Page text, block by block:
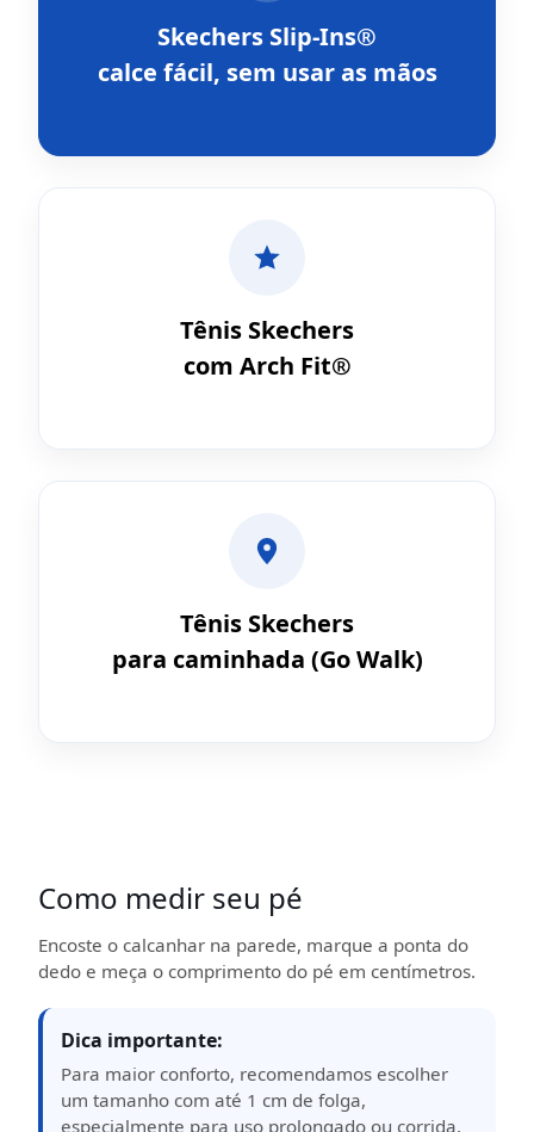
Skechers Slip-Ins®
calce fácil, sem usar as mãos
Tênis Skechers
com Arch Fit®
Tênis Skechers
para caminhada (Go Walk)
Como medir seu pé
Encoste o calcanhar na parede, marque a ponta do
dedo e meça o comprimento do pé em centímetros.
Dica importante:
Para maior conforto, recomendamos escolher
um tamanho com até 1 cm de folga,
especialmente para uso prolongado ou corrida.